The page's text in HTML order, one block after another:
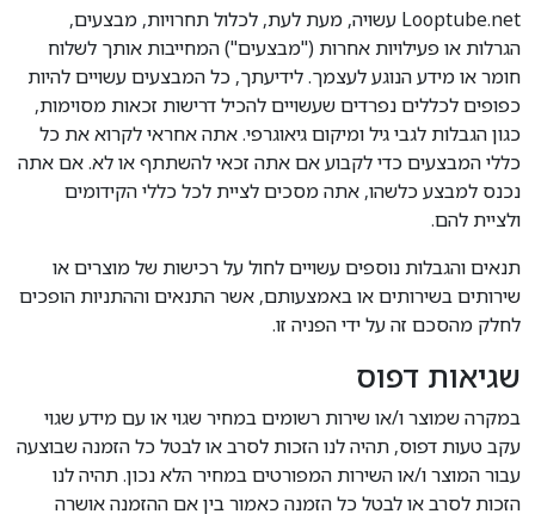
Looptube.net עשויה, מעת לעת, לכלול תחרויות, מבצעים,
הגרלות או פעילויות אחרות ("מבצעים") המחייבות אותך לשלוח
חומר או מידע הנוגע לעצמך. לידיעתך, כל המבצעים עשויים להיות
כפופים לכללים נפרדים שעשויים להכיל דרישות זכאות מסוימות,
כגון הגבלות לגבי גיל ומיקום גיאוגרפי. אתה אחראי לקרוא את כל
כללי המבצעים כדי לקבוע אם אתה זכאי להשתתף או לא. אם אתה
נכנס למבצע כלשהו, אתה מסכים לציית לכל כללי הקידומים
ולציית להם.
תנאים והגבלות נוספים עשויים לחול על רכישות של מוצרים או
שירותים בשירותים או באמצעותם, אשר התנאים וההתניות הופכים
לחלק מהסכם זה על ידי הפניה זו.
שגיאות דפוס
במקרה שמוצר ו/או שירות רשומים במחיר שגוי או עם מידע שגוי
עקב טעות דפוס, תהיה לנו הזכות לסרב או לבטל כל הזמנה שבוצעה
עבור המוצר ו/או השירות המפורטים במחיר הלא נכון. תהיה לנו
הזכות לסרב או לבטל כל הזמנה כאמור בין אם ההזמנה אושרה